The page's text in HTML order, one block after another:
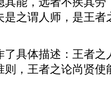
是之谓人师，是王者
了具体描述：王者之
则，王者之论尚贤使